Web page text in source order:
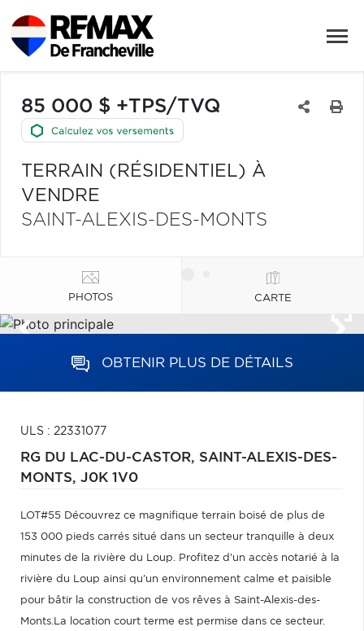
85 000 $ +TPS/TVQ
TERRAIN (RÉSIDENTIEL) À
VENDRE
SAINT-ALEXIS-DES-MONTS
PHOTOS CARTE
OBTENIR PLUS DE DÉTAILS
ULS : 22331077
RG DU LAC-DU-CASTOR, SAINT-ALEXIS-DES-
MONTS, J0K 1V0
LOT#55 Découvrez ce magnifique terrain boisé de plus de
153 000 pieds carrés situé dans un secteur tranquille à deux
minutes de la rivière du Loup. Profitez d'un accès notarié à la
rivière du Loup ainsi qu'un environnement calme et paisible
pour bâtir la construction de vos rêves à Saint-Alexis-des-
Monts.La location court terme est permise dans ce secteur.